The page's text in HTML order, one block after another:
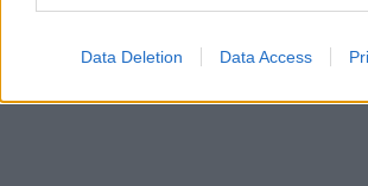
Data Deletion Data Access